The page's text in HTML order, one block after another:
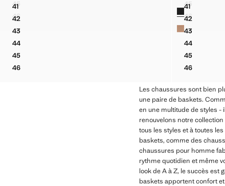
45SANDALES MÉDUSE 100 % CUIR
46SANDALES MÉDUSE 100 % CUIR
45SANDALES
46SANDALES
41TENNIS CUIR SUÈDE
42TENNIS CUIR SUÈDE
43TENNIS CUIR SUÈDE
44TENNIS CUIR SUÈDE
45TENNIS CUIR SUÈDE
46TENNIS CUIR SUÈDE
41SANDALES
42SANDALES
43SANDALES
44SANDALES
45SANDALES
46SANDALES
Couleurs
Les chaussures sont bien
une paire de baskets.
en une multitude de styles -
renouvelons notre
tous les styles et à toutes
baskets, comme des
chaussures pour homme
rythme quotidien et même
look de A à Z, le succès est
baskets apportent confort